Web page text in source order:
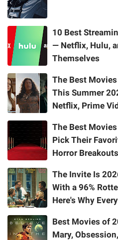
10 Best
— Netflix, Hulu,
Themselves
The Best
This Summer
Netflix, Prime
The Best
Pick Their
Horror Breakouts
The Invite Is
With a 96%
Here's Why
Best Movies of
Mary,